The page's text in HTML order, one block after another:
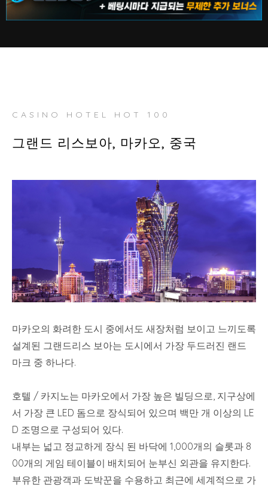
CASINO HOTEL HOT 100
그랜드 리스보아, 마카오, 중국
마카오의 화려한 도시 중에서도 새장처럼 보이고 느끼도록
설계된 그랜드리스 보아는 도시에서 가장 두드러진 랜드
마크 중 하나다.
호텔 / 카지노는 마카오에서 가장 높은 빌딩으로, 지구상에
서 가장 큰 LED 돔으로 장식되어 있으며 백만 개 이상의 LE
D 조명으로 구성되어 있다.
내부는 넓고 정교하게 장식 된 바닥에 1,000개의 슬롯과 8
00개의 게임 테이블이 배치되어 눈부신 외관을 유지한다.
부유한 관광객과 도박꾼을 수용하고 최근에 세계적으로 가